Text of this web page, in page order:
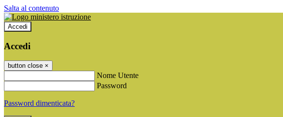
Salta al contenuto
Accedi
Accedi
button close ×
Nome Utente
Password
Password dimenticata?